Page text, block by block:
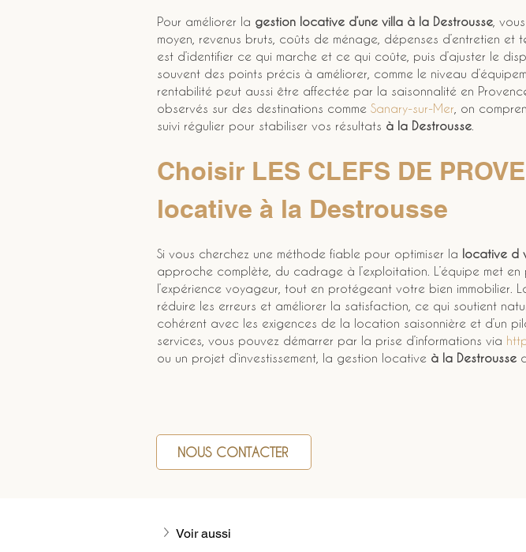
Pour améliorer la gestion locative d’une villa à la Destrousse ,
moyen, revenus bruts, coûts de ménage, dépenses d’entretien
est d’identifier ce qui marche et ce qui coûte, puis d’ajuster le
souvent des points précis à améliorer, comme le niveau
rentabilité peut aussi être affectée par la saisonnalité en
observés sur des destinations comme Sanary-sur-Mer , on
suivi régulier pour stabiliser vos résultats à la Destrousse
Choisir LES CLEFS DE
locative à la Destrousse
Si vous cherchez une méthode fiable pour optimiser la locative d
approche complète, du cadrage à l’exploitation. L’équipe met
l’expérience voyageur, tout en protégeant votre bien immobilier.
réduire les erreurs et améliorer la satisfaction, ce qui soutient
cohérent avec les exigences de la location saisonnière et d’un
services, vous pouvez démarrer par la prise d’informations via
ou un projet d’investissement, la gestion locative à la Destrousse
NOUS CONTACTER
Voir aussi